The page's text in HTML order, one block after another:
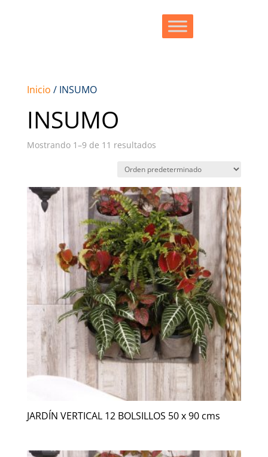
Inicio / INSUMO
INSUMO
Mostrando 1–9 de 11 resultados
JARDÍN VERTICAL 12 BOLSILLOS 50 x 90 cms